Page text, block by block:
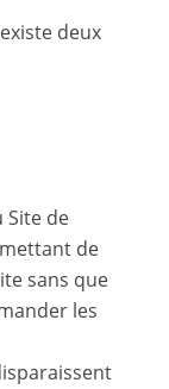
deux
Site de
de
sans que
les